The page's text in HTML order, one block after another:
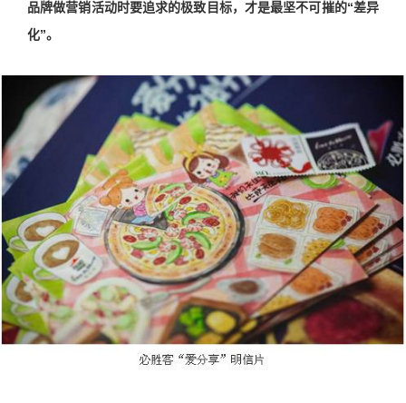
品牌做营销活动时要追求的极致目标，才是最坚不可摧的“差异
化”。